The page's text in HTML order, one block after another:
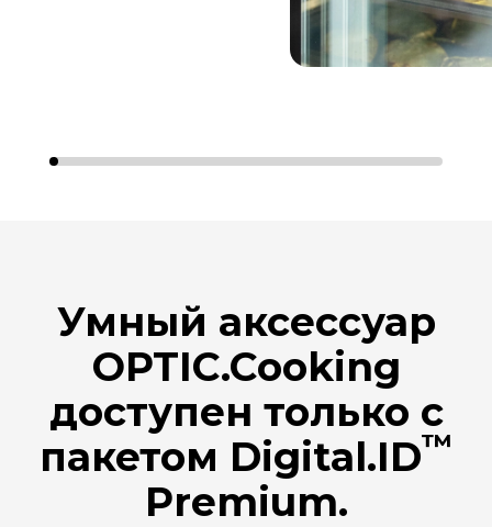
Умный аксессуар
OPTIC.Cooking
доступен только с
пакетом Digital.ID™
Premium.